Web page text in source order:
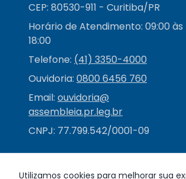
CEP: 80530-911 - Curitiba/PR
Horário de Atendimento: 09:00 às
18:00
Telefone: (41) 3350-4000
Ouvidoria: 0800 6456 760
Email: ouvidoria@
assembleia.pr.leg.br
CNPJ: 77.799.542/0001-09
Utilizamos cookies para melhorar sua